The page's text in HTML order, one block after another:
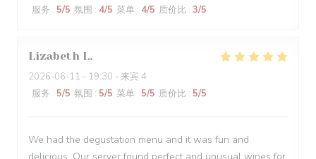
服务 : 5/5 氛围 : 4/5 菜单 : 4/5 质价比 : 3/5
Lizabeth L
2026-06-11 - 19:30 - 来宾 4
服务 : 5/5 氛围 : 5/5 菜单 : 5/5 质价比 : 5/5
We had the degustation menu and it was fun and